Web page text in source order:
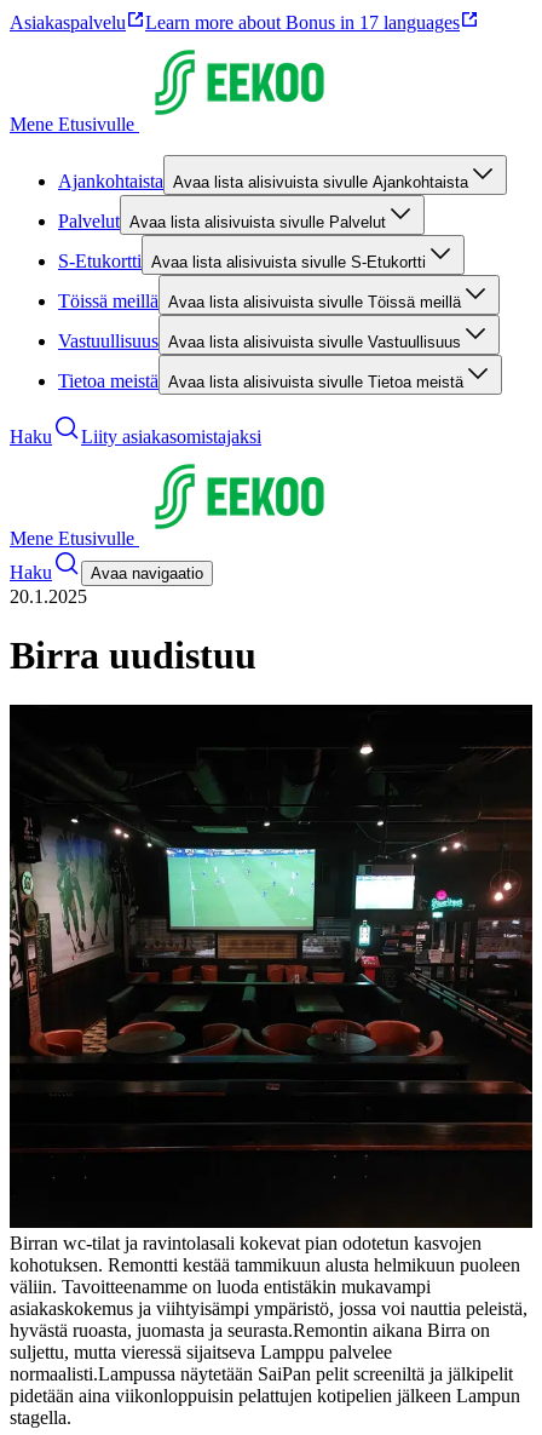
Asiakaspalvelu Learn more about Bonus in 17 languages
Mene Etusivulle
Ajankohtaista Avaa lista alisivuista sivulle Ajankohtaista
Palvelut Avaa lista alisivuista sivulle Palvelut
S-Etukortti Avaa lista alisivuista sivulle S-Etukortti
Töissä meillä Avaa lista alisivuista sivulle Töissä meillä
Vastuullisuus Avaa lista alisivuista sivulle Vastuullisuus
Tietoa meistä Avaa lista alisivuista sivulle Tietoa meistä
Haku Liity asiakasomistajaksi
Mene Etusivulle
Haku
Avaa navigaatio
20.1.2025
Birra uudistuu
Birran wc-tilat ja ravintolasali kokevat pian odotetun kasvojen
kohotuksen. Remontti kestää tammikuun alusta helmikuun puoleen
väliin. Tavoitteenamme on luoda entistäkin mukavampi
asiakaskokemus ja viihtyisämpi ympäristö, jossa voi nauttia peleistä,
hyvästä ruoasta, juomasta ja seurasta.Remontin aikana Birra on
suljettu, mutta vieressä sijaitseva Lamppu palvelee
normaalisti.Lampussa näytetään SaiPan pelit screeniltä ja jälkipelit
pidetään aina viikonloppuisin pelattujen kotipelien jälkeen Lampun
stagella.